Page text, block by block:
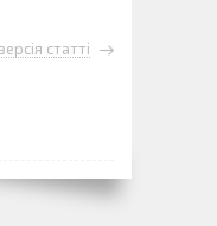
статті